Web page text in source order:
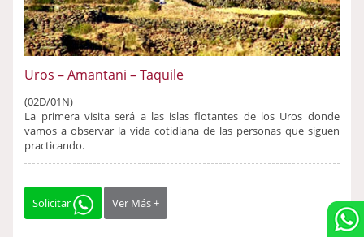
Uros – Amantani – Taquile
(02D/01N)
La primera visita será a las islas flotantes de los Uros donde
vamos a observar la vida cotidiana de las personas que siguen
practicando.
Solicitar Ver Más +